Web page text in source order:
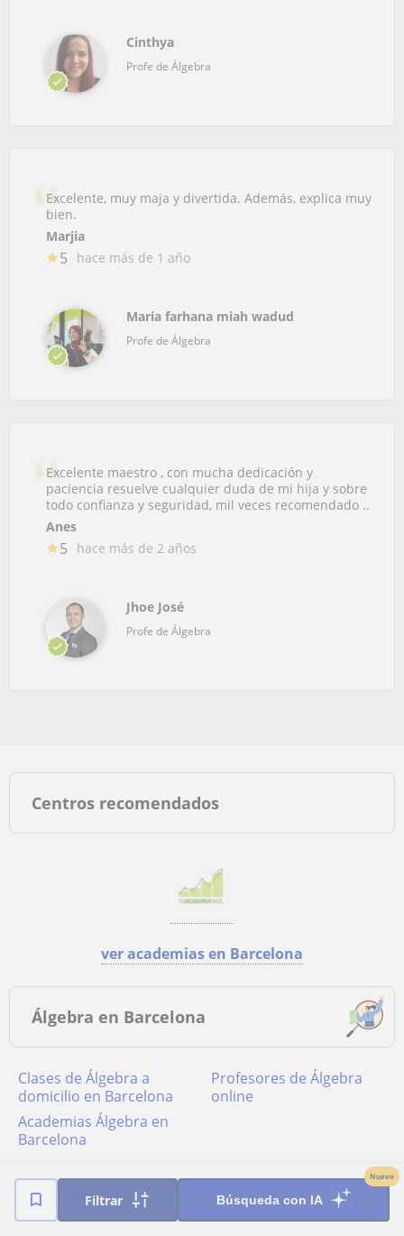
Filtrar Búsqueda con IA
Nuevo
Cinthya
Profe de Álgebra
Excelente, muy maja y divertida. Además, explica muy
bien.
Marjia
5 hace más de 1 año
Maria farhana miah wadud
Profe de Álgebra
Excelente maestro , con mucha dedicación y
paciencia resuelve cualquier duda de mi hija y sobre
todo confianza y seguridad, mil veces recomendado ..
Anes
5 hace más de 2 años
Jhoe José
Profe de Álgebra
Centros recomendados
ver academias en Barcelona
Álgebra en Barcelona
Clases de Álgebra a
domicilio en Barcelona
Profesores de Álgebra
online
academias Álgebra en
Barcelona
Principales localidades